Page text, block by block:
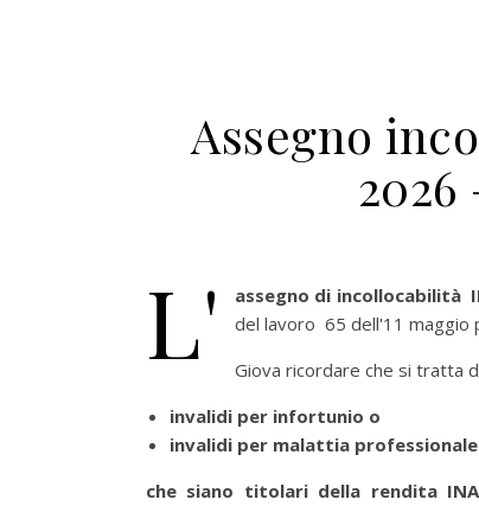
Assegno
L' assegno di incollocabilità
del lavoro 65 dell'11 maggio
Giova ricordare che si tratta
invalidi per infortunio o
invalidi per malattia professionale
che siano titolari della rendita